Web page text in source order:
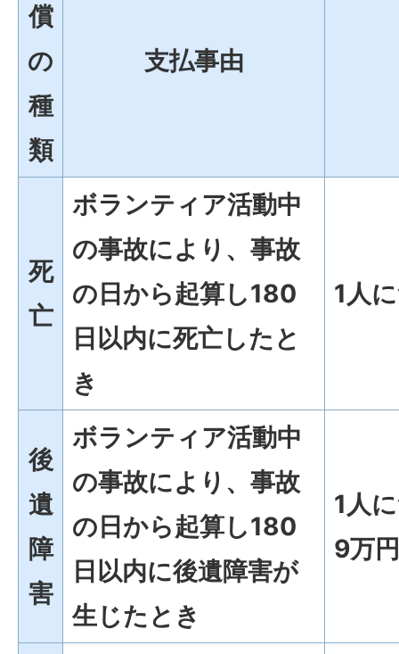
償
の
種
類
支払事由
死
亡
ボランティア活動中
の事故により、事故
の日から起算し180
日以内に死亡したと
き
1人
後
遺
障
害
ボランティア活動中
の事故により、事故
の日から起算し180
日以内に後遺障害が
生じたとき
1人
9万